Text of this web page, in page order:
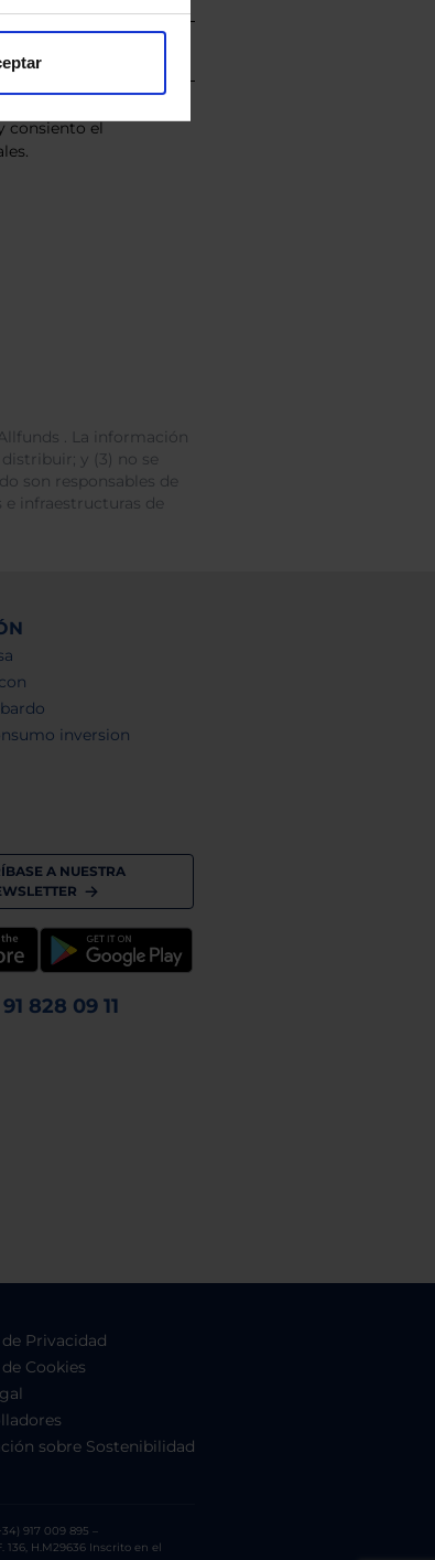
consiento el
. La información
y (3) no se
son responsables de
infraestructuras de
inversion
A NUESTRA
91 828 09 11
Privacidad
Cookies
sobre Sostenibilidad
917 009 895 –
H.M29636 Inscrito en el